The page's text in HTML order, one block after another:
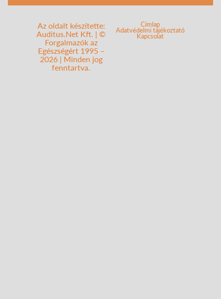
Az oldalt készítette:
Auditus.Net Kft. | ©
Forgalmazók az
Egészségért 1995 –
2026 | Minden jog
fenntartva.
Címlap
Adatvédelmi tájékoztató
Kapcsolat